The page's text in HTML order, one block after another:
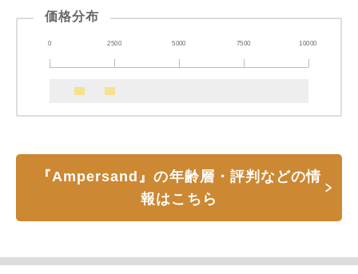
価格分布
0 2500 5000 7500 10000
『Ampersand』の年齢層・評判などの情
報はこちら